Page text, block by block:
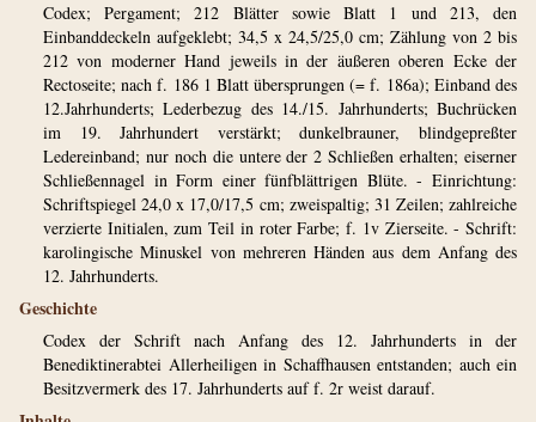
Codex; Pergament; 212 Blätter sowie Blatt 1 und 213, den
Einbanddeckeln aufgeklebt; 34,5 x 24,5/25,0 cm; Zählung von 2 bis
212 von moderner Hand jeweils in der äußeren oberen Ecke der
Rectoseite; nach f. 186 1 Blatt übersprungen (= f. 186a); Einband des
12.Jahrhunderts; Lederbezug des 14./15. Jahrhunderts; Buchrücken
im 19. Jahrhundert verstärkt; dunkelbrauner, blindgepreßter
Ledereinband; nur noch die untere der 2 Schließen erhalten; eiserner
Schließennagel in Form einer fünfblättrigen Blüte. - Einrichtung:
Schriftspiegel 24,0 x 17,0/17,5 cm; zweispaltig; 31 Zeilen; zahlreiche
verzierte Initialen, zum Teil in roter Farbe; f. 1v Zierseite. - Schrift:
karolingische Minuskel von mehreren Händen aus dem Anfang des
12. Jahrhunderts.
Geschichte
Codex der Schrift nach Anfang des 12. Jahrhunderts in der
Benediktinerabtei Allerheiligen in Schaffhausen entstanden; auch ein
Besitzvermerk des 17. Jahrhunderts auf f. 2r weist darauf.